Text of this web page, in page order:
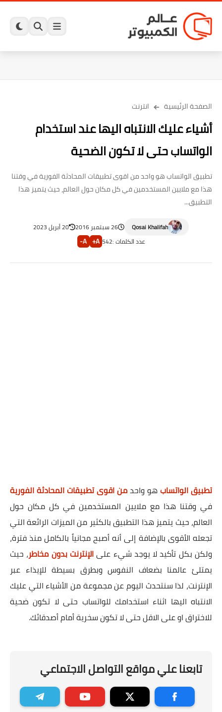
الصفحة الرئيسية انترنت
أشياء عليك الانتباه اليها عند استخدام
الواتساب حتى لا تكون الضحية
تطبيق الواتساب هو واحد من اقوى تطبيقات المحادثة الفورية في وقتنا
هذا مع ملايين المستخدمين في كل مكان حول العالم، حيث يتميز هذا
التطبيق...
Qosai Khalifah 26 سبتمبر 2016
20 أبريل 2023
عدد الكلمات :542
A+
A-
تطبيق الواتسابهو واحدمن اقوى تطبيقات المحادثة الفورية
في وقتنا هذا مع ملايين المستخدمين في كل مكان حول
العالم، حيث يتميز هذا التطبيق بالكثير من الميزات الرائعة التي
تجعله الأقوى بالإضافة إلى أنه أصبح مجانياً بالكامل منذ فترة،
ولكن بكل تأكيد لا يوجد شيء علىالإنترنت بدون مخاطر، حيث
يمتلئ عالمنا بضعاف النفوس وبطرق بسيطة للإيذاء عبر
الإنترنت، لذا سنتحدث اليوم عن مجموعة من الأشياء التي عليك
الانتباه اليها اثناء استخدامك للواتساب حتى لا تكون ضحية
للاختراق او على الاقل حتى لا تكون سخرية أمام أصدقائك.
تابعنا علي مواقع التواصل الاجتماعي